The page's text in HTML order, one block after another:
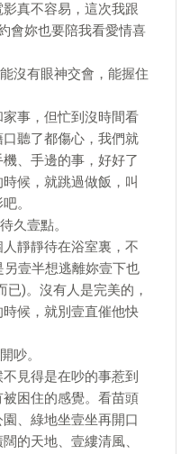
真不容易，這次我跟
會妳也要陪我看愛情喜
有眼神交會，能握住
事，但忙到沒時間看
聽了都傷心，我們就
、手邊的事，好好了
候，就跳過做飯，叫
。
壹點。
靜靜待在浴室裏，不
壹半想逃離妳壹下也
)。沒有人是完美的，
候，就別壹直催他快
吵。
見得是在吵的事惹到
困住的感覺。看苗頭
、綠地坐壹坐再開口
的天地、壹縷清風、